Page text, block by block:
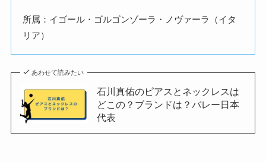
所属：イゴール・ゴルゴンゾーラ・ノヴァーラ（イタ
リア）
あわせて読みたい
石川真佑のピアスとネックレスは
どこの？ブランドは？バレー日本
代表